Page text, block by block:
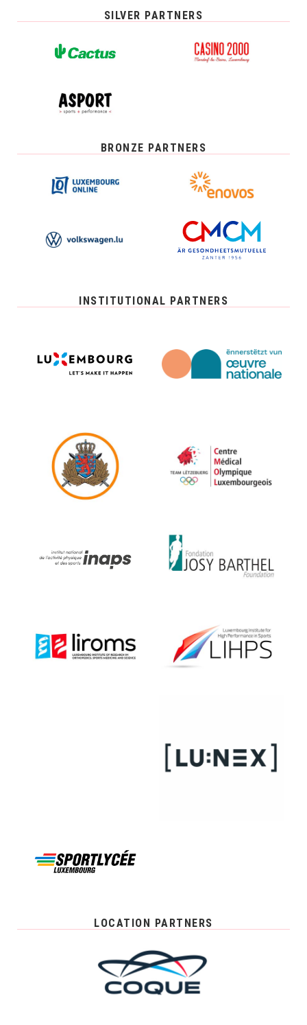
SILVER PARTNERS
BRONZE PARTNERS
INSTITUTIONAL PARTNERS
LOCATION PARTNERS